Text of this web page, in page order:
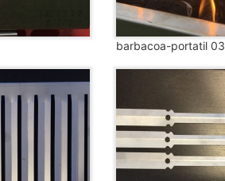
barbacoa-portatil 03